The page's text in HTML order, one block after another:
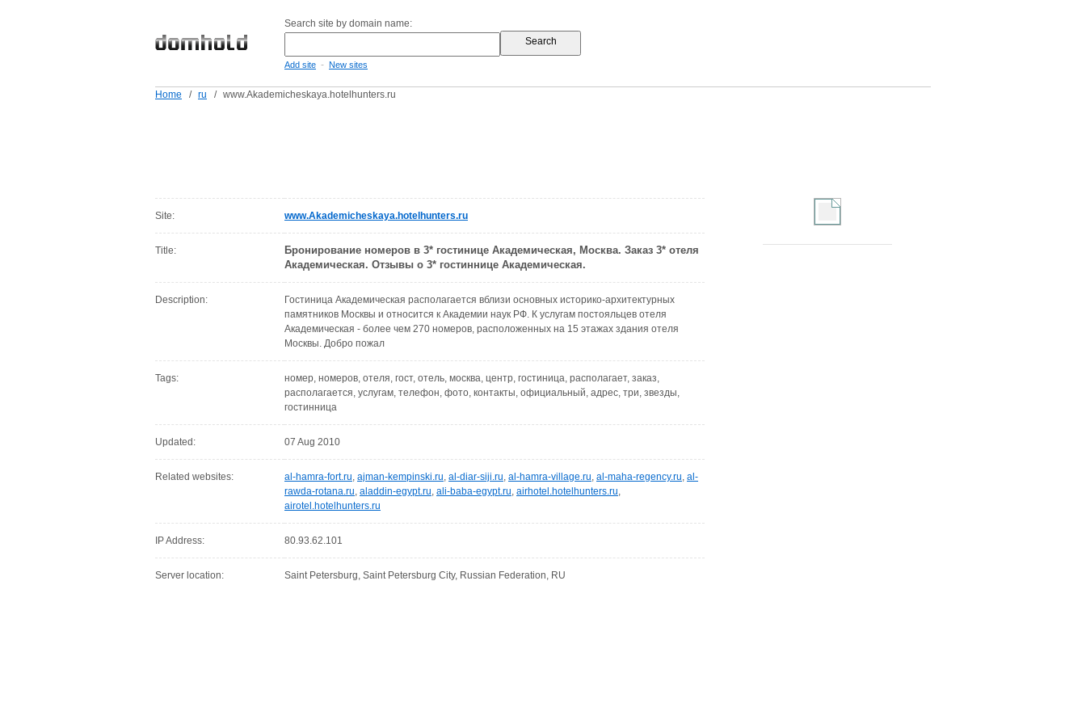
Search site by domain name:
Add site - New sites
Home / ru / www.Akademicheskaya.hotelhunters.ru
Site: www.Akademicheskaya.hotelhunters.ru
Title:
Бронирование номеров в 3* гостинице Академическая, Москва. Заказ 3* отеля
Академическая. Отзывы о 3* гостиннице Академическая.
Description:
Гостиница Академическая располагается вблизи основных историко-архитектурных
памятников Москвы и относится к Академии наук РФ. К услугам постояльцев отеля
Академическая - более чем 270 номеров, расположенных на 15 этажах здания отеля
Москвы. Добро пожал
Tags:
номер, номеров, отеля, гост, отель, москва, центр, гостиница, располагает, заказ,
располагается, услугам, телефон, фото, контакты, официальный, адрес, три, звезды,
гостинница
Updated: 07 Aug 2010
Related websites: al-hamra-fort.ru, ajman-kempinski.ru, al-diar-siji.ru, al-hamra-village.ru, al-maha-regency.ru, al-
rawda-rotana.ru, aladdin-egypt.ru, ali-baba-egypt.ru, airhotel.hotelhunters.ru,
airotel.hotelhunters.ru
IP Address: 80.93.62.101
Server location: Saint Petersburg, Saint Petersburg City, Russian Federation, RU